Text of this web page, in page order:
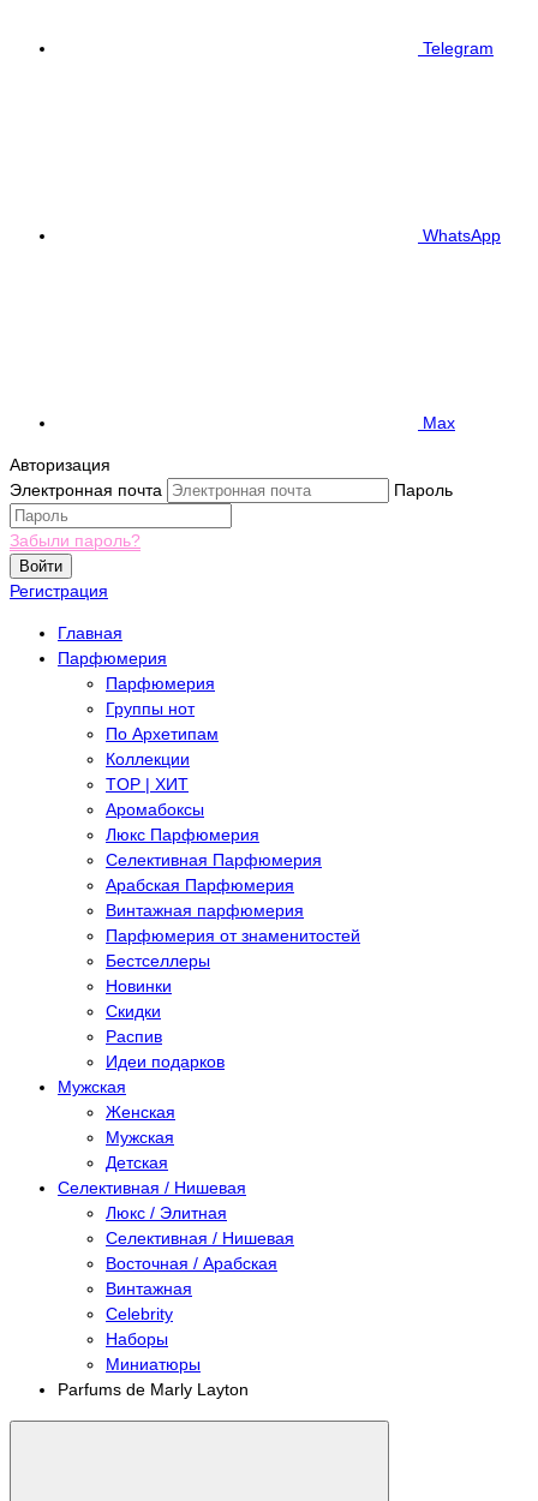
Telegram
WhatsApp
Max
Авторизация
Электронная почта
Пароль
Забыли пароль?
Войти
Регистрация
Главная
Парфюмерия
Парфюмерия
Группы нот
По Архетипам
Коллекции
TOP | ХИТ
Аромабоксы
Люкс Парфюмерия
Селективная Парфюмерия
Арабская Парфюмерия
Винтажная парфюмерия
Парфюмерия от знаменитостей
Бестселлеры
Новинки
Скидки
Распив
Идеи подарков
Мужская
Женская
Мужская
Детская
Селективная / Нишевая
Люкс / Элитная
Селективная / Нишевая
Восточная / Арабская
Винтажная
Celebrity
Наборы
Миниатюры
Parfums de Marly Layton